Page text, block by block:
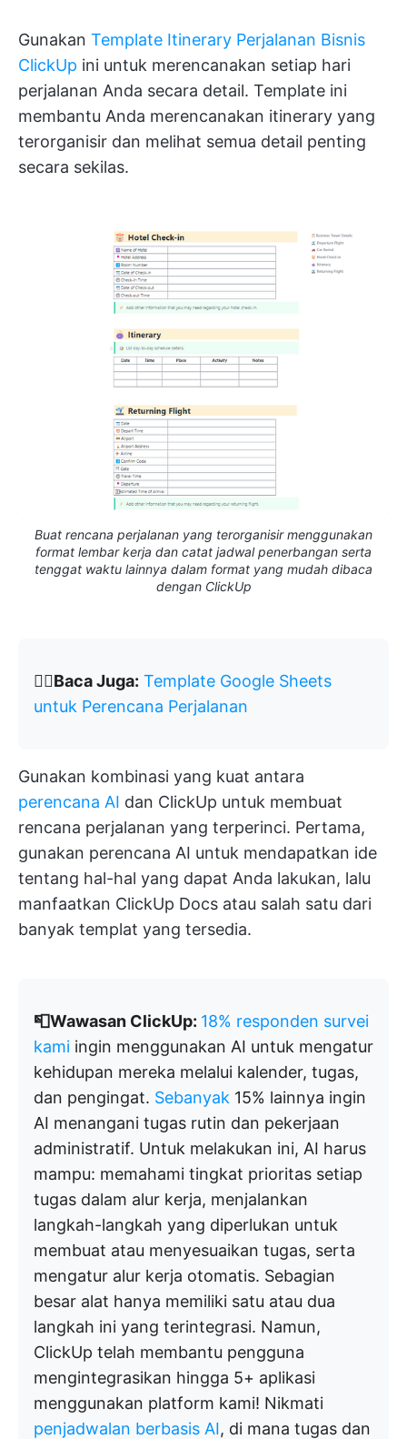
Gunakan Template Itinerary Perjalanan Bisnis
ClickUp ini untuk merencanakan setiap hari
perjalanan Anda secara detail. Template ini
membantu Anda merencanakan itinerary yang
terorganisir dan melihat semua detail penting
secara sekilas.
Buat rencana perjalanan yang terorganisir menggunakan
format lembar kerja dan catat jadwal penerbangan serta
tenggat waktu lainnya dalam format yang mudah dibaca
dengan ClickUp
👉🏽Baca Juga: Template Google Sheets
untuk Perencana Perjalanan
Gunakan kombinasi yang kuat antara
perencana AI dan ClickUp untuk membuat
rencana perjalanan yang terperinci. Pertama,
gunakan perencana AI untuk mendapatkan ide
tentang hal-hal yang dapat Anda lakukan, lalu
manfaatkan ClickUp Docs atau salah satu dari
banyak templat yang tersedia.
📮Wawasan ClickUp: 18% responden survei
kami ingin menggunakan AI untuk mengatur
kehidupan mereka melalui kalender, tugas,
dan pengingat. Sebanyak 15% lainnya ingin
AI menangani tugas rutin dan pekerjaan
administratif. Untuk melakukan ini, AI harus
mampu: memahami tingkat prioritas setiap
tugas dalam alur kerja, menjalankan
langkah-langkah yang diperlukan untuk
membuat atau menyesuaikan tugas, serta
mengatur alur kerja otomatis. Sebagian
besar alat hanya memiliki satu atau dua
langkah ini yang terintegrasi. Namun,
ClickUp telah membantu pengguna
mengintegrasikan hingga 5+ aplikasi
menggunakan platform kami! Nikmati
penjadwalan berbasis AI, di mana tugas dan